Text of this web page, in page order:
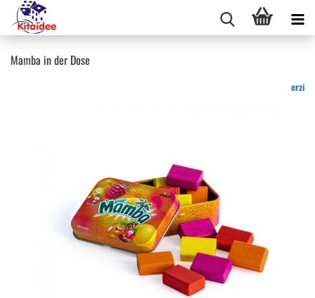
Mamba in der Dose
erzi